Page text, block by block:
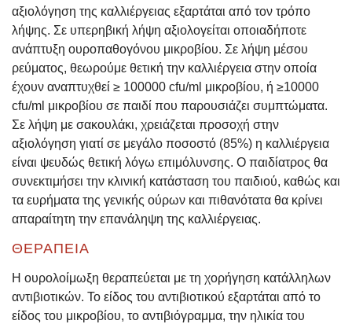
αξιολόγηση της καλλιέργειας εξαρτάται από τον τρόπο
λήψης. Σε υπερηβική λήψη αξιολογείται οποιαδήποτε
ανάπτυξη ουροπαθογόνου μικροβίου. Σε λήψη μέσου
ρεύματος, θεωρούμε θετική την καλλιέργεια στην οποία
έχουν αναπτυχθεί ≥ 100000 cfu/ml μικροβίου, ή ≥10000
cfu/ml μικροβίου σε παιδί που παρουσιάζει συμπτώματα.
Σε λήψη με σακουλάκι, χρειάζεται προσοχή στην
αξιολόγηση γιατί σε μεγάλο ποσοστό (85%) η καλλιέργεια
είναι ψευδώς θετική λόγω επιμόλυνσης. Ο παιδίατρος θα
συνεκτιμήσει την κλινική κατάσταση του παιδιού, καθώς και
τα ευρήματα της γενικής ούρων και πιθανότατα θα κρίνει
απαραίτητη την επανάληψη της καλλιέργειας.
ΘΕΡΑΠΕΊΑ
Η ουρολοίμωξη θεραπεύεται με τη χορήγηση κατάλληλων
αντιβιοτικών. Το είδος του αντιβιοτικού εξαρτάται από το
είδος του μικροβίου, το αντιβιόγραμμα, την ηλικία του